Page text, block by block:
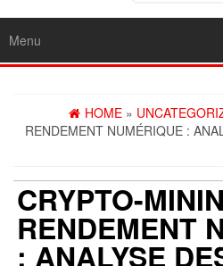
Menu
HOME »
RENDEMENT NUMÉRIQUE :
CRYPTO-
RENDEMENT
: ANALYSE